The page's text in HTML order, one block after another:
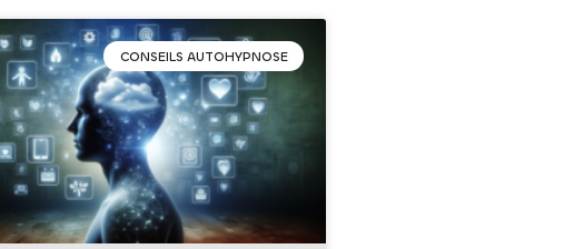
CONSEILS AUTOHYPNOSE